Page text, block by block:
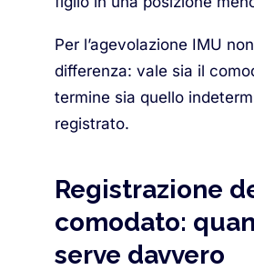
Per l’agevolazione IMU
differenza: vale sia il
termine sia quello
registrato.
Registrazione
comodato:
serve davvero